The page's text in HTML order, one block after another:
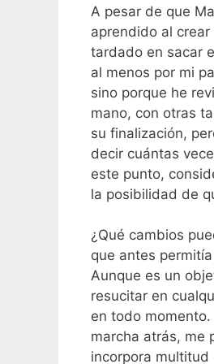
A pesar de que
aprendido al
tardado en sacar
al menos por mi
sino porque he
mano, con otras
su finalización,
decir cuántas
este punto,
la posibilidad de
¿Qué cambios
que antes
Aunque es un
resucitar en
en todo
marcha atrás, me
incorpora